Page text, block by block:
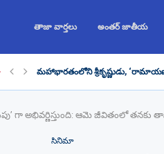
తాజా వార్తలు అంతర్ జాతీయ
మహాభారతంలోని శ్రీకృష్ణుడు,
గా అభివర్ణిస్తుంది: ఆమె జీవితంలో తనకు
సినిమా